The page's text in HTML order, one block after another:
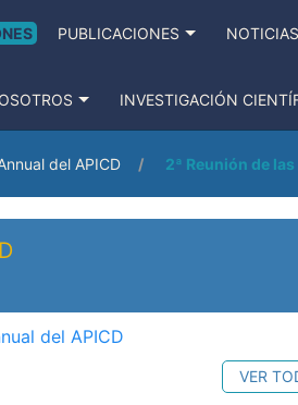
PUBLICACIONES NOTICIAS
INVESTIGACIÓN
del APICD 2ª Reunión de
del APICD
VER